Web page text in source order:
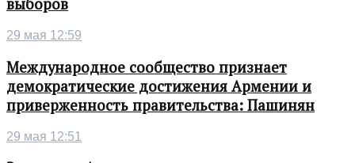
выборов
29 мая 12:59
Международное сообщество признает
демократические достижения Армении и
приверженность правительства: Пашинян
29 мая 12:51